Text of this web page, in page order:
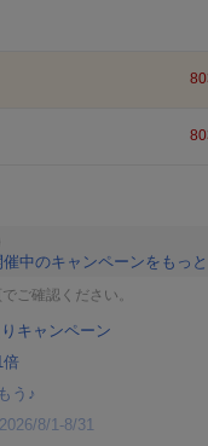
催中のキャンペーンをもっ
ご確認ください。
キャンペーン
倍
う♪
8/1-8/31